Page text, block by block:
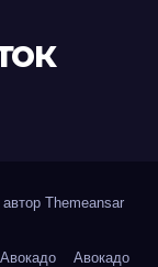
Themeansar
Авокадо Авокадо